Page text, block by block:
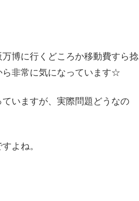
博に行くどころか移動費すら捻
ら非常に気になっています☆
いますが、実際問題どうなの
よね。